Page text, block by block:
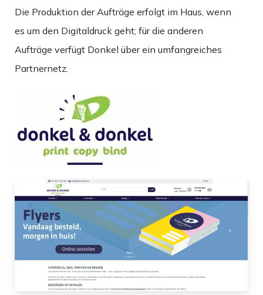
Die Produktion der Aufträge erfolgt im Haus, wenn
es um den Digitaldruck geht; für die anderen
Aufträge verfügt Donkel über ein umfangreiches
Partnernetz.